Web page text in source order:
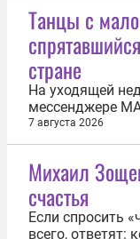
При этом,
топливного
наиболее...
Танцы с
стране
На уходящей
мессенджере
невидимку,
и многое
После
бум на
7 августа 2026
Михаил
счастья
Если спросить
всего, ответят: